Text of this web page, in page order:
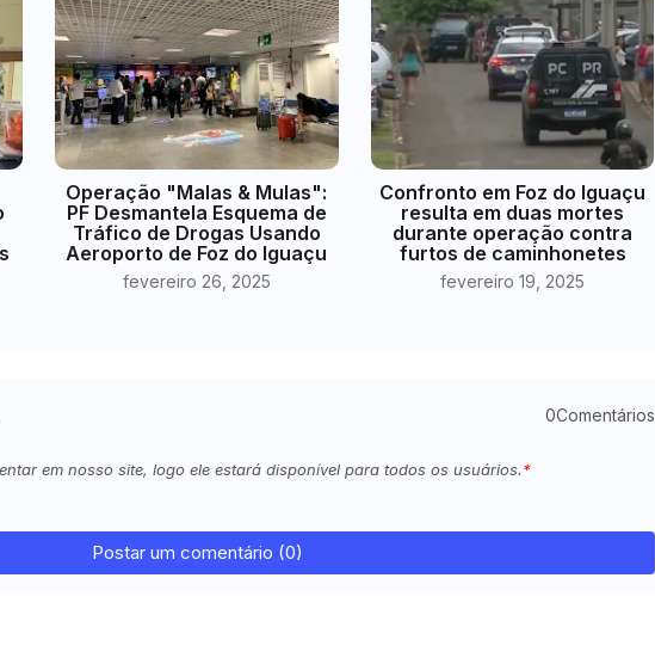
Operação "Malas & Mulas":
PF Desmantela Esquema de
Tráfico de Drogas Usando
Aeroporto de Foz do Iguaçu
fevereiro 26, 2025
Confronto em Foz do Iguaçu
resulta em duas mortes
durante operação contra
furtos de caminhonetes
fevereiro 19, 2025
0Comentários
em nosso site, logo ele estará disponível para todos os usuários.
Postar um comentário (0)